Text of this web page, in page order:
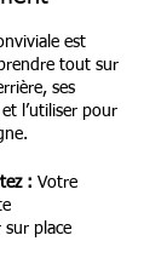
est
tout sur
ses
l’utiliser pour
: Votre
place